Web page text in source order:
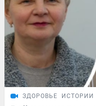
ЗДОРОВЬЕ ИСТОРИИ